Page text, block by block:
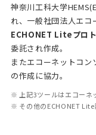
神奈川工科大学
れ、一般社団法人エコ
ECHONET Liteプロ
委託され作成。
またエコーネットコン
の作成に協力。
※ 上記3ツールはエコーネ
※ その他のECHONET Lite